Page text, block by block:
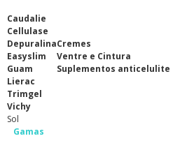
Caudalie
Cellulase
Depuralina
Easyslim
Guam
Lierac
Trimgel
Vichy
Cremes
Ventre e Cintura
Suplementos anticelulite
Sol
Gamas